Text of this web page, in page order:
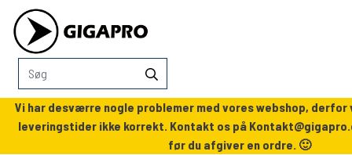
Vi har desværre nogle problemer med vores webshop, derfor
leveringstider ikke korrekt. Kontakt os på
før du afgiver en ordre. 🙂